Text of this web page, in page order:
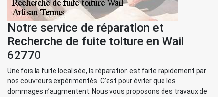
Notre service de réparation et
Recherche de fuite toiture en Wail
62770
Une fois la fuite localisée, la réparation est faite rapidement par
nos couvreurs expérimentés. C’est pour éviter que les
dommages n’augmentent. Nous vous proposons des travaux de